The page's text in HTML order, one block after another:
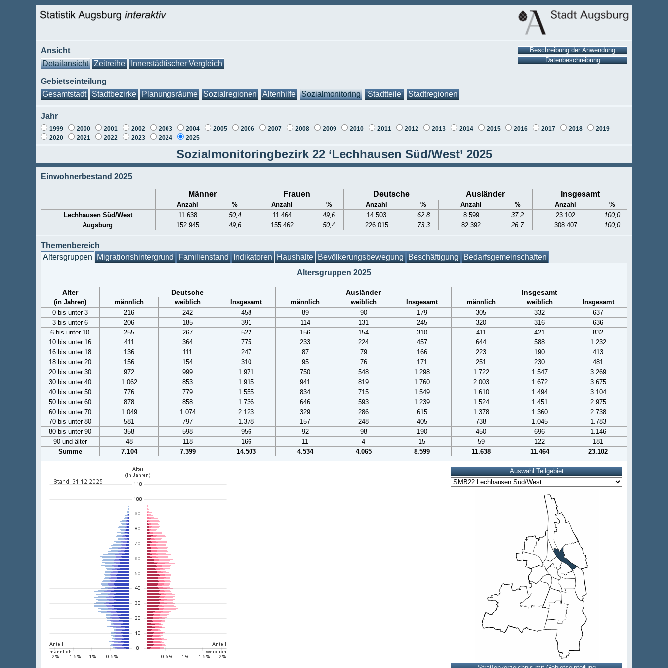
Ansicht
Detailansicht
Zeitreihe Innerstädtischer Vergleich
Gebietseinteilung
Gesamtstadt
Stadtbezirke Planungsräume Sozialregionen Altenhilfe Sozialmonitoring 'Stadtteile' Stadtregionen
Jahr
1999 2000 2001 2002 2003 2004 2005 2006 2007 2008 2009 2010 2011 2012 2013 2014 2015 2016 2017 2018
2019
2020
2021 2022 2023 2024 2025
Sozialmonitoringbezirk 22 ‘Lechhausen Süd/West’ 2025
Einwohnerbestand 2025
Männer Frauen Deutsche Ausländer Insgesamt
Anzahl % Anzahl % Anzahl % Anzahl % Anzahl
%
Lechhausen Süd/West
11.638 50,4 11.464 49,6 14.503 62,8 8.599 37,2 23.102
100,0
Augsburg
152.945 49,6 155.462 50,4 226.015 73,3 82.392 26,7 308.407 100,0
Themenbereich
Altersgruppen Migrationshintergrund Familienstand Indikatoren Haushalte Bevölkerungsbewegung Beschäftigung Bedarfsgemeinschaften
Altersgruppen 2025
Alter Deutsche Ausländer Insgesamt
(in Jahren) männlich weiblich Insgesamt männlich weiblich Insgesamt männlich weiblich
Insgesamt
0 bis unter 3
216 242 458 89 90 179 305 332
637
3 bis unter 6
206 185 391 114 131 245 320 316
636
6 bis unter 10
255 267 522 156 154 310 411 421
832
10 bis unter 16
411 364 775 233 224 457 644 588
1.232
16 bis unter 18
136 111 247 87 79 166 223 190
413
18 bis unter 20
156 154 310 95 76 171 251 230
481
20 bis unter 30
972 999 1.971 750 548 1.298 1.722 1.547
3.269
30 bis unter 40
1.062 853 1.915 941 819 1.760 2.003 1.672
3.675
40 bis unter 50
776 779 1.555 834 715 1.549 1.610 1.494
3.104
50 bis unter 60
878 858 1.736 646 593 1.239 1.524 1.451
2.975
60 bis unter 70
1.049 1.074 2.123 329 286 615 1.378 1.360
2.738
70 bis unter 80
581 797 1.378 157 248 405 738 1.045
1.783
80 bis unter 90
358 598 956 92 98 190 450 696
1.146
90 und älter
48 118 166 11 4 15 59 122
181
Summe
7.104 7.399 14.503 4.534 4.065 8.599 11.638 11.464 23.102